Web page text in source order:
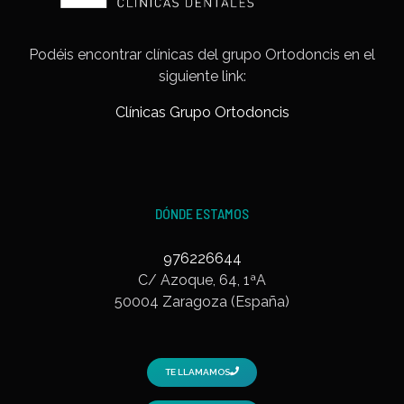
Podéis encontrar clínicas del grupo Ortodoncis en el
siguiente link:
Clínicas Grupo Ortodoncis
DÓNDE ESTAMOS
976226644
C/ Azoque, 64, 1ªA
50004 Zaragoza (España)
TE LLAMAMOS